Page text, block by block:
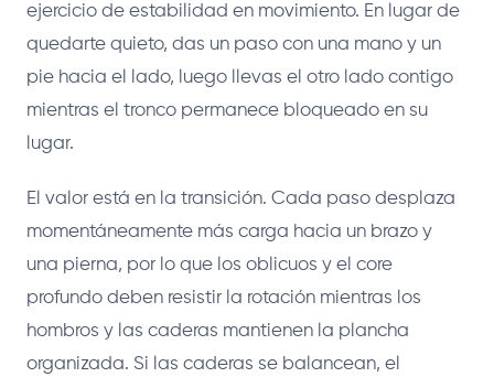
ejercicio de estabilidad en movimiento. En lugar de
quedarte quieto, das un paso con una mano y un
pie hacia el lado, luego llevas el otro lado contigo
mientras el tronco permanece bloqueado en su
lugar.
El valor está en la transición. Cada paso desplaza
momentáneamente más carga hacia un brazo y
una pierna, por lo que los oblicuos y el core
profundo deben resistir la rotación mientras los
hombros y las caderas mantienen la plancha
organizada. Si las caderas se balancean, el